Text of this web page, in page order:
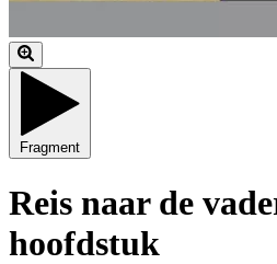
Fragment
Reis naar de
hoofdstuk